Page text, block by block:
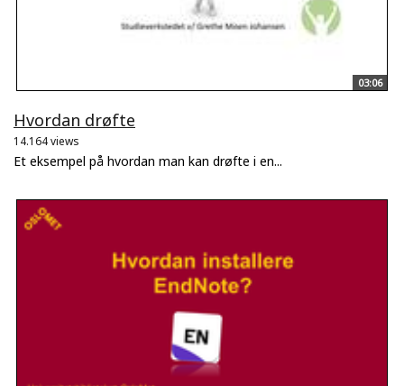
03:06
Hvordan drøfte
14.164 views
Et eksempel på hvordan man kan drøfte i en...